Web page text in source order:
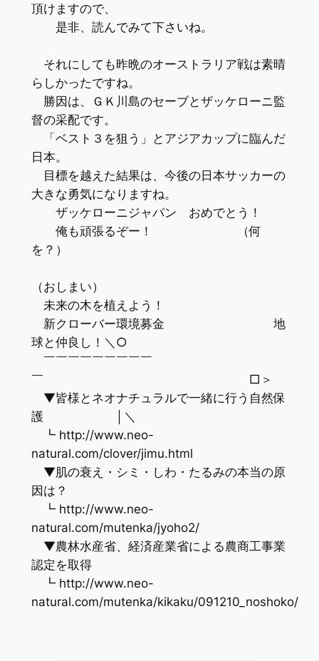
頂けますので、
是非、読んでみて下さいね。
それにしても昨晩のオーストラリア戦は素晴
らしかったですね。
勝因は、ＧＫ川島のセーブとザッケローニ監
督の采配です。
「ベスト３を狙う」とアジアカップに臨んだ
日本。
目標を越えた結果は、今後の日本サッカーの
大きな勇気になりますね。
ザッケローニジャパン おめでとう！
俺も頑張るぞー！ （何
を？）
（おしまい）
未来の木を植えよう！
新クローバー環境募金 地
球と仲良し！＼○
￣￣￣￣￣￣￣￣￣
￣ □＞
▼皆様とネオナチュラルで一緒に行う自然保
護 │＼
┗ http://www.neo-
natural.com/clover/jimu.html
▼肌の衰え・シミ・しわ・たるみの本当の原
因は？
┗ http://www.neo-
natural.com/mutenka/jyoho2/
▼農林水産省、経済産業省による農商工事業
認定を取得
┗ http://www.neo-
natural.com/mutenka/kikaku/091210_noshoko/